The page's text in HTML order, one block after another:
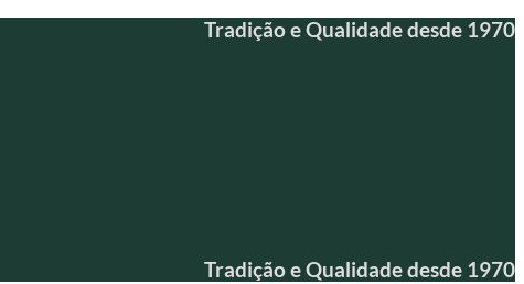
Tradição e Qualidade desde 1970
Tradição e Qualidade desde 1970